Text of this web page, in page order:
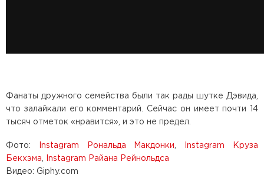
Фанаты дружного семейства были так рады шутке Дэвида,
что залайкали его комментарий. Сейчас он имеет почти 14
тысяч отметок «нравится», и это не предел.
Фото: Instagram Рональда Макдонки,
Instagram Круза
Бекхэма,
Instagram Райана Рейнольдса
Видео: Giphy.com